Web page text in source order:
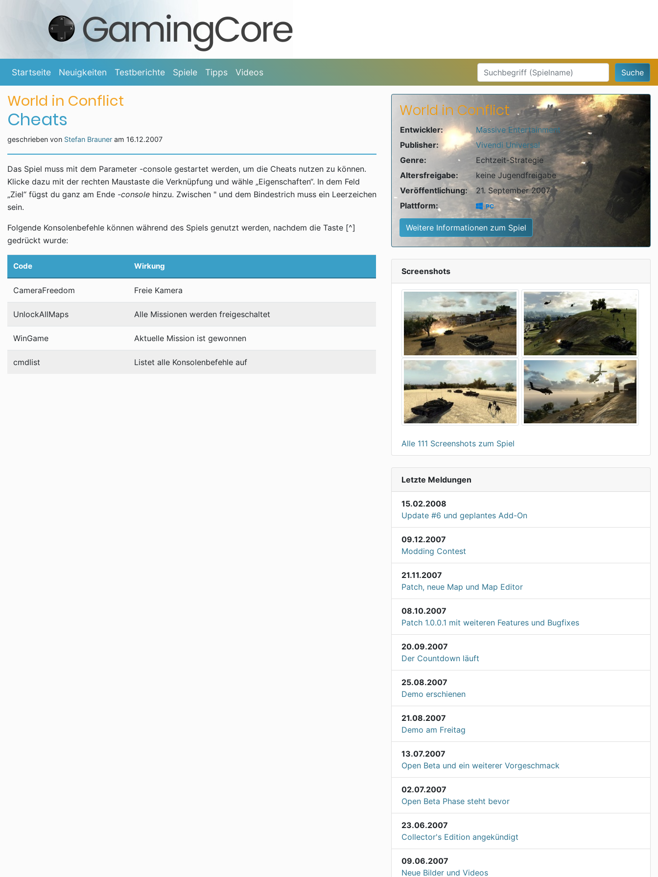
Startseite Neuigkeiten Testberichte Spiele Tipps Videos Suche
World in Conflict
Cheats
geschrieben von Stefan Brauner am 16.12.2007
Das Spiel muss mit dem Parameter -console gestartet werden, um die Cheats nutzen zu können.
Klicke dazu mit der rechten Maustaste die Verknüpfung und wähle „Eigenschaften“. In dem Feld
„Ziel“ fügst du ganz am Ende -console hinzu. Zwischen " und dem Bindestrich muss ein Leerzeichen
sein.
Folgende Konsolenbefehle können während des Spiels genutzt werden, nachdem die Taste [^]
gedrückt wurde:
Code Wirkung
CameraFreedom Freie Kamera
UnlockAllMaps Alle Missionen werden freigeschaltet
WinGame Aktuelle Mission ist gewonnen
cmdlist Listet alle Konsolenbefehle auf
World in Conflict
Entwickler:
Massive Entertainment
Publisher:
Vivendi Universal
Genre:
Echtzeit-Strategie
Altersfreigabe:
keine Jugendfreigabe
Veröffentlichung:
21. September 2007
Plattform:
PC
Weitere Informationen zum Spiel
Screenshots
Alle 111 Screenshots zum Spiel
Letzte Meldungen
15.02.2008
Update #6 und geplantes Add-On
09.12.2007
Modding Contest
21.11.2007
Patch, neue Map und Map Editor
08.10.2007
Patch 1.0.0.1 mit weiteren Features und Bugfixes
20.09.2007
Der Countdown läuft
25.08.2007
Demo erschienen
21.08.2007
Demo am Freitag
13.07.2007
Open Beta und ein weiterer Vorgeschmack
02.07.2007
Open Beta Phase steht bevor
23.06.2007
Collector's Edition angekündigt
09.06.2007
Neue Bilder und Videos